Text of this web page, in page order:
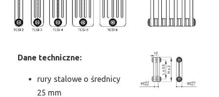
Dane techniczne:
rury stalowe o średnicy
25 mm